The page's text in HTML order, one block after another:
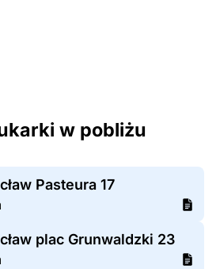
w pobliżu
Pasteura 17
plac Grunwaldzki 23